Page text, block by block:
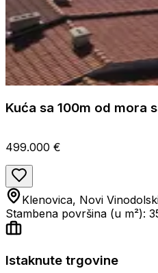
Kuća sa 100m od mora
499.000 €
Klenovica, Novi
Stambena površina (u m²):
Istaknute trgovine